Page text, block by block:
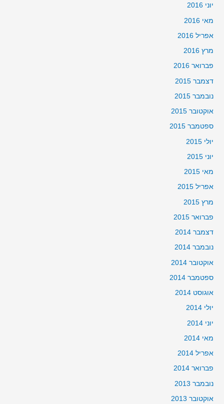
יוני 2016
מאי 2016
אפריל 2016
מרץ 2016
פברואר 2016
דצמבר 2015
נובמבר 2015
אוקטובר 2015
ספטמבר 2015
יולי 2015
יוני 2015
מאי 2015
אפריל 2015
מרץ 2015
פברואר 2015
דצמבר 2014
נובמבר 2014
אוקטובר 2014
ספטמבר 2014
אוגוסט 2014
יולי 2014
יוני 2014
מאי 2014
אפריל 2014
פברואר 2014
נובמבר 2013
אוקטובר 2013